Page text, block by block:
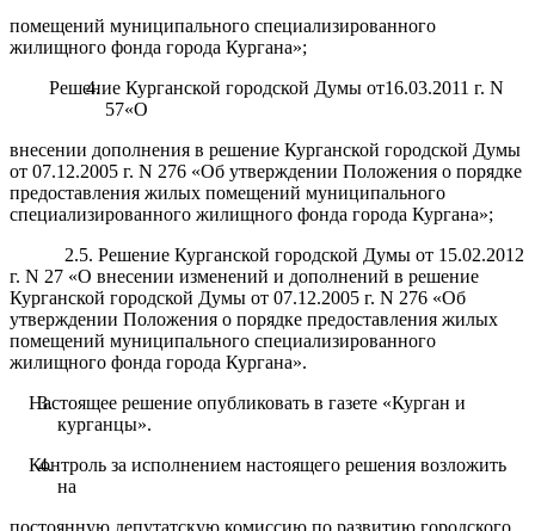
помещений муниципального специализированного
жилищного фонда города Кургана»;
Решение Курганской городской Думы от16.03.2011 г. N
57«О
внесении дополнения в решение Курганской городской Думы
от 07.12.2005 г. N 276 «Об утверждении Положения о порядке
предоставления жилых помещений муниципального
специализированного жилищного фонда города Кургана»;
2.5. Решение Курганской городской Думы от 15.02.2012
г. N 27 «О внесении изменений и дополнений в решение
Курганской городской Думы от 07.12.2005 г. N 276 «Об
утверждении Положения о порядке предоставления жилых
помещений муниципального специализированного
жилищного фонда города Кургана».
Настоящее решение опубликовать в газете «Курган и
курганцы».
Контроль за исполнением настоящего решения возложить
на
постоянную депутатскую комиссию по развитию городского